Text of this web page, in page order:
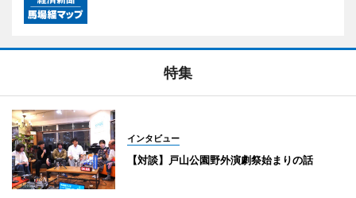
特集
インタビュー
【対談】戸山公園野外演劇祭始まりの話